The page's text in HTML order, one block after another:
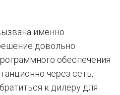
именно
довольно
обеспечения
через сеть,
к дилеру для